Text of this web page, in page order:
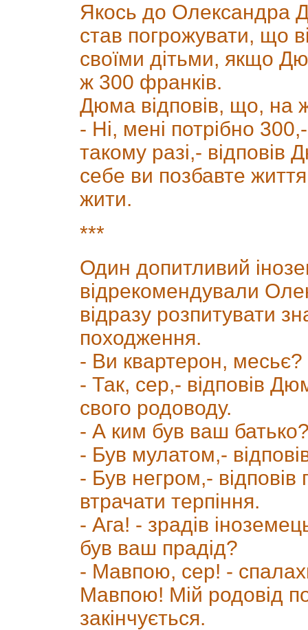
Якось до Олександра
став погрожувати, що
своїми дітьми, якщо
ж 300 франків.
Дюма відповів, що, на
- Ні, мені потрібно
такому разі,-
себе ви позбавте
жити.
***
Один допитливий
відрекомендували
відразу розпитувати
походження.
- Ви квартерон, месьє?
- Так, сер,- відповів
свого родоводу.
- А ким був ваш
- Був мулатом,-
- Був негром,-
втрачати терпіння.
- Ага! - зрадів
був ваш прадід?
- Мавпою, сер! -
Мавпою! Мій родовід
закінчується.